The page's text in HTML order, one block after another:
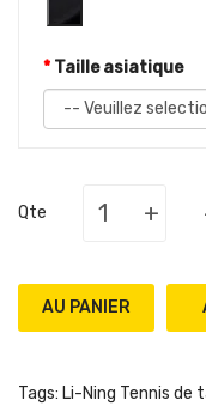
Taille asiatique
Qte +
AU PANIER
Tags: Li-Ning Tennis de